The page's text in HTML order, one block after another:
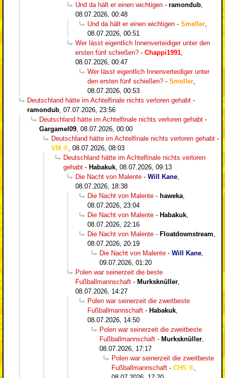
Und da hält er einen wichtigen - ramondub,
08.07.2026, 00:48
Und da hält er einen wichtigen - Smeller,
08.07.2026, 00:51
Wer lässt eigentlich Innenverteidiger unter den
ersten fünf schießen? - Chappi1991,
08.07.2026, 00:47
Wer lässt eigentlich Innenverteidiger unter
den ersten fünf schießen? - Smeller,
08.07.2026, 00:53
Deutschland hätte im Achtelfinale nichts verloren gehabt -
ramondub, 07.07.2026, 23:56
Deutschland hätte im Achtelfinale nichts verloren gehabt -
Gargamel09, 08.07.2026, 00:00
Deutschland hätte im Achtelfinale nichts verloren gehabt -
VM
, 08.07.2026, 08:03
Deutschland hätte im Achtelfinale nichts verloren
gehabt - Habakuk, 08.07.2026, 09:13
Die Nacht von Malente - Will Kane,
08.07.2026, 18:38
Die Nacht von Malente - haweka,
08.07.2026, 23:04
Die Nacht von Malente - Habakuk,
08.07.2026, 22:16
Die Nacht von Malente - Floatdownstream,
08.07.2026, 20:19
Die Nacht von Malente - Will Kane,
09.07.2026, 01:20
Polen war seinerzeit die beste
Fußballmannschaft - Murksknüller,
08.07.2026, 14:27
Polen war seinerzeit die zweitbeste
Fußballmannschaft - Habakuk,
08.07.2026, 14:50
Polen war seinerzeit die zweitbeste
Fußballmannschaft - Murksknüller,
08.07.2026, 17:17
Polen war seinerzeit die zweitbeste
Fußballmannschaft - CHS
,